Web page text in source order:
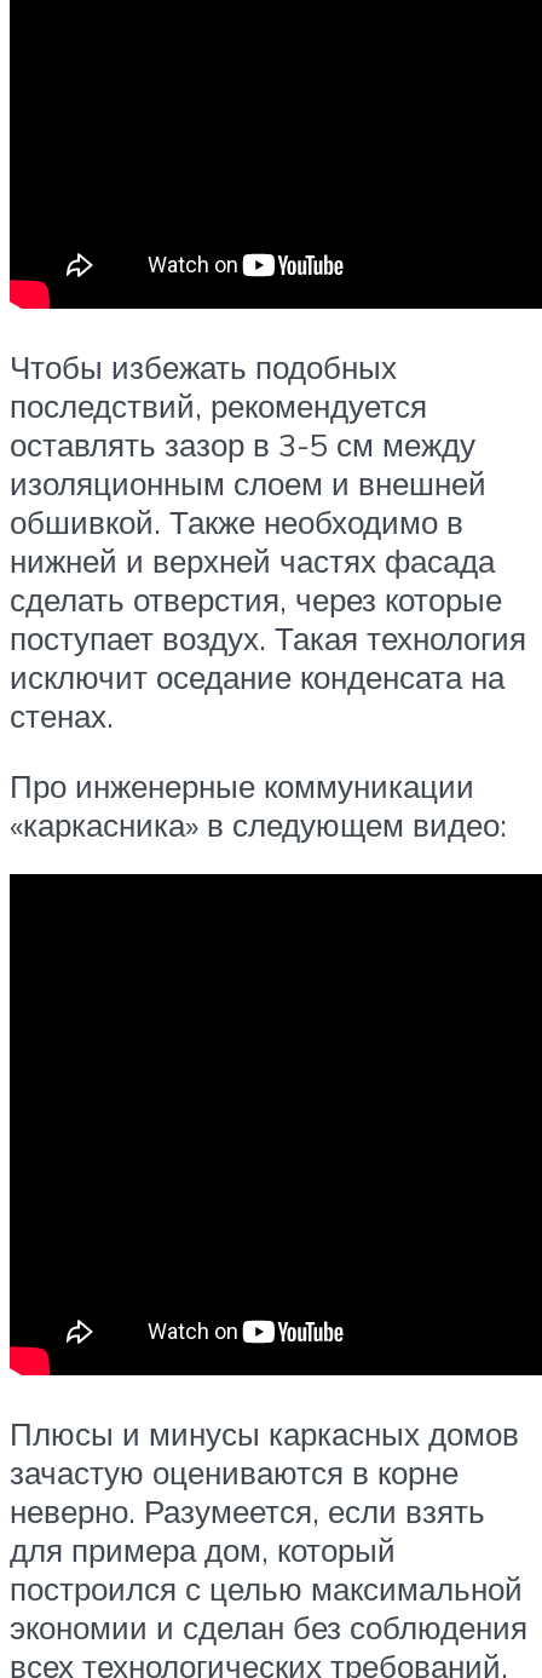
Чтобы избежать подобных
последствий, рекомендуется
оставлять зазор в 3-5 см между
изоляционным слоем и внешней
обшивкой. Также необходимо в
нижней и верхней частях фасада
сделать отверстия, через которые
поступает воздух. Такая технология
исключит оседание конденсата на
стенах.
Про инженерные коммуникации
«каркасника» в следующем видео:
Плюсы и минусы каркасных домов
зачастую оцениваются в корне
неверно. Разумеется, если взять
для примера дом, который
построился с целью максимальной
экономии и сделан без соблюдения
всех технологических требований,